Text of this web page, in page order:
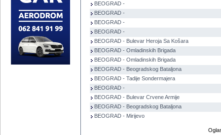
BEOGRAD -
BEOGRAD -
BEOGRAD -
BEOGRAD -
BEOGRAD - Bulevar Heroja Sa Košara
BEOGRAD - Omladinskih Brigada
BEOGRAD - Omladinskih Brigada
BEOGRAD - Beogradskog Bataljona
BEOGRAD - Tadije Sondermajera
BEOGRAD -
BEOGRAD - Bulevar Crvene Armije
BEOGRAD - Beogradskog Bataljona
BEOGRAD - Mirijevo